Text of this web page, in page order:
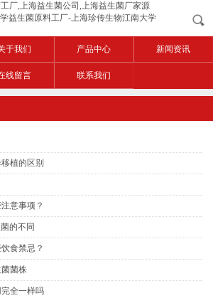
于我们 产品中心 新闻资讯
线留言 联系我们
植的区别
意事项？
的不同
食禁忌？
菌株
全一样吗